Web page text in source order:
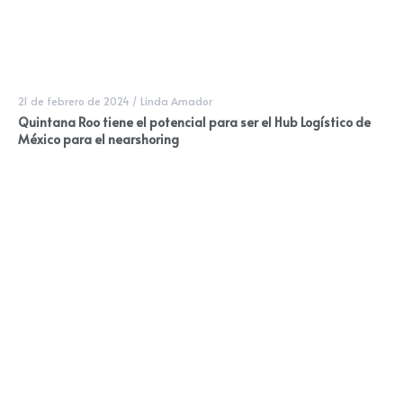
21 de febrero de 2024 / Linda Amador
Quintana Roo tiene el potencial para ser el Hub Logístico de
México para el nearshoring